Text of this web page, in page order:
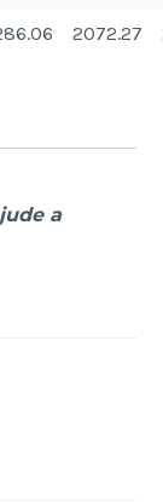
2072.27
a